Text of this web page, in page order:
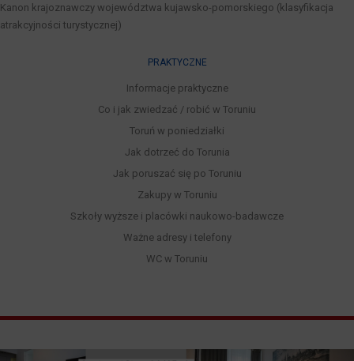
Kanon krajoznawczy województwa kujawsko-pomorskiego (klasyfikacja
atrakcyjności turystycznej)
PRAKTYCZNE
Informacje praktyczne
Co i jak zwiedzać / robić w Toruniu
Toruń w poniedziałki
Jak dotrzeć do Torunia
Jak poruszać się po Toruniu
Zakupy w Toruniu
Szkoły wyższe i placówki naukowo-badawcze
Ważne adresy i telefony
WC w Toruniu